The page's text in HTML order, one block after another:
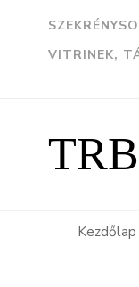
VITRINEK,
Kezdőlap